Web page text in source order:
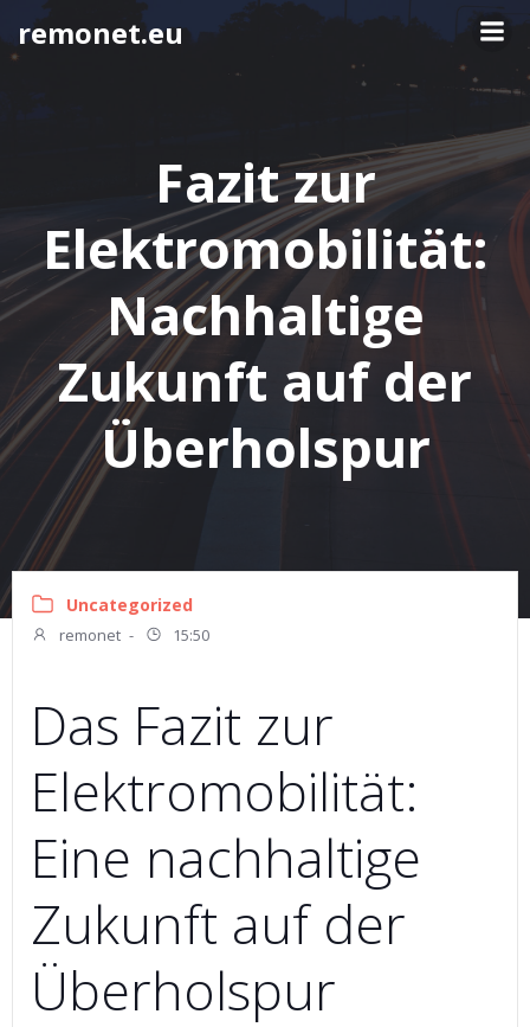
Springe
remonet.eu
Fazit zur
Elektromobilität:
Nachhaltige
Zukunft auf der
Überholspur
Uncategorized
remonet - 15:50
Das Fazit zur
Elektromobilität:
Eine nachhaltige
Zukunft auf der
Überholspur